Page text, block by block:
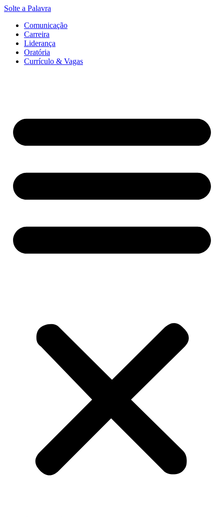
Ir
conteúdo
Solte a Palavra
Comunicação
Carreira
Liderança
Oratória
Currículo & Vagas